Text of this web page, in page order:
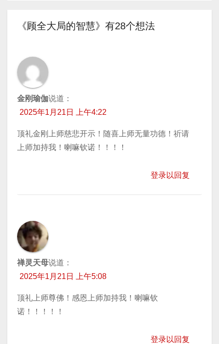
导
航
《顾全大局的智慧》有28个想法
金刚瑜伽说道：
2025年1月21日 上午4:22
顶礼金刚上师慈悲开示！随喜上师无量功德！祈请
上师加持我！喇嘛钦诺！！！！
登录以回复
禅灵天母说道：
2025年1月21日 上午5:08
顶礼上师尊佛！感恩上师加持我！喇嘛钦
诺！！！！！
登录以回复